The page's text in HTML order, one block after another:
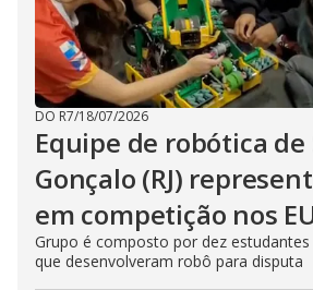
DO R7/18/07/2026
Equipe de robótica de
Gonçalo (RJ)
em competição nos
Grupo é composto por dez
que desenvolveram robô para disputa